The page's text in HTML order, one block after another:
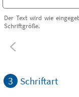
Der Text wird wie
Schriftgröße.
3 Schriftart